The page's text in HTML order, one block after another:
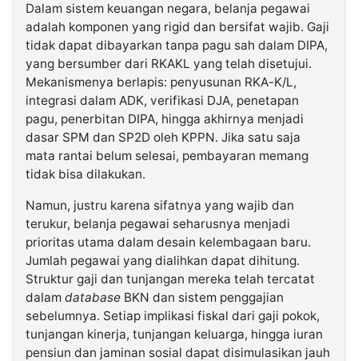
Dalam sistem keuangan negara, belanja pegawai
adalah komponen yang rigid dan bersifat wajib. Gaji
tidak dapat dibayarkan tanpa pagu sah dalam DIPA,
yang bersumber dari RKAKL yang telah disetujui.
Mekanismenya berlapis: penyusunan RKA-K/L,
integrasi dalam ADK, verifikasi DJA, penetapan
pagu, penerbitan DIPA, hingga akhirnya menjadi
dasar SPM dan SP2D oleh KPPN. Jika satu saja
mata rantai belum selesai, pembayaran memang
tidak bisa dilakukan.
Namun, justru karena sifatnya yang wajib dan
terukur, belanja pegawai seharusnya menjadi
prioritas utama dalam desain kelembagaan baru.
Jumlah pegawai yang dialihkan dapat dihitung.
Struktur gaji dan tunjangan mereka telah tercatat
dalam database BKN dan sistem penggajian
sebelumnya. Setiap implikasi fiskal dari gaji pokok,
tunjangan kinerja, tunjangan keluarga, hingga iuran
pensiun dan jaminan sosial dapat disimulasikan jauh